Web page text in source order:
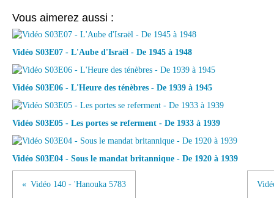
Vous aimerez aussi :
Vidéo S03E07 - L'Aube d'Israël - De 1945 à 1948
Vidéo S03E06 - L'Heure des ténèbres - De 1939 à 1945
Vidéo S03E05 - Les portes se referment - De 1933 à 1939
Vidéo S03E04 - Sous le mandat britannique - De 1920 à 1939
Vidéo 140 - 'Hanouka 5783